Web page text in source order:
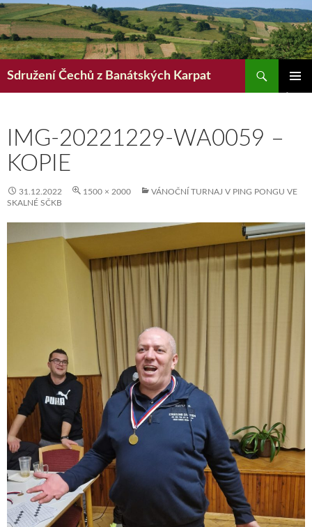
Sdružení Čechů z Banátských Karpat
WEBU
IMG-20221229-WA0059 –
KOPIE
31.12.2022 1500 × 2000
VÁNOČNÍ TURNAJ V PING PONGU VE
SKALNÉ SČKB